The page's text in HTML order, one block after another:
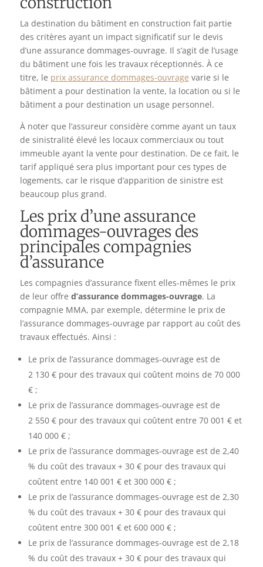
La destination du bâtiment en construction fait partie
des critères ayant un impact significatif sur le devis
d’une assurance dommages-ouvrage. Il s’agit de l’usage
du bâtiment une fois les travaux réceptionnés. À ce
titre, le prix assurance dommages-ouvrage varie si le
bâtiment a pour destination la vente, la location ou si le
bâtiment a pour destination un usage personnel.
À noter que l’assureur considère comme ayant un taux
de sinistralité élevé les locaux commerciaux ou tout
immeuble ayant la vente pour destination. De ce fait, le
tarif appliqué sera plus important pour ces types de
logements, car le risque d’apparition de sinistre est
beaucoup plus grand.
Les prix d’une assurance
dommages-ouvrages des
principales compagnies
d’assurance
Les compagnies d’assurance fixent elles-mêmes le prix
de leur offre d’assurance dommages-ouvrage. La
compagnie MMA, par exemple, détermine le prix de
l’assurance dommages-ouvrage par rapport au coût des
travaux effectués. Ainsi :
Le prix de l’assurance dommages-ouvrage est de
2 130 € pour des travaux qui coûtent moins de 70 000
€ ;
Le prix de l’assurance dommages-ouvrage est de
2 550 € pour des travaux qui coûtent entre 70 001 € et
140 000 € ;
Le prix de l’assurance dommages-ouvrage est de 2,40
% du coût des travaux + 30 € pour des travaux qui
coûtent entre 140 001 € et 300 000 € ;
Le prix de l’assurance dommages-ouvrage est de 2,30
% du coût des travaux + 30 € pour des travaux qui
coûtent entre 300 001 € et 600 000 € ;
Le prix de l’assurance dommages-ouvrage est de 2,18
% du coût des travaux + 30 € pour des travaux qui